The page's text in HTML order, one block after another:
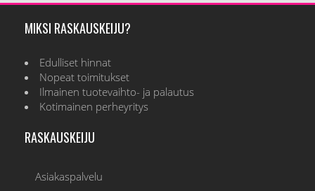
MIKSI RASKAUSKEIJU?
Edulliset hinnat
Nopeat toimitukset
Ilmainen tuotevaihto- ja palautus
Kotimainen perheyritys
RASKAUSKEIJU
Asiakaspalvelu